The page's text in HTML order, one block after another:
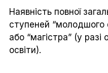
Наявність повної
ступеней “молодшого
або “магістра” (у
освіти).